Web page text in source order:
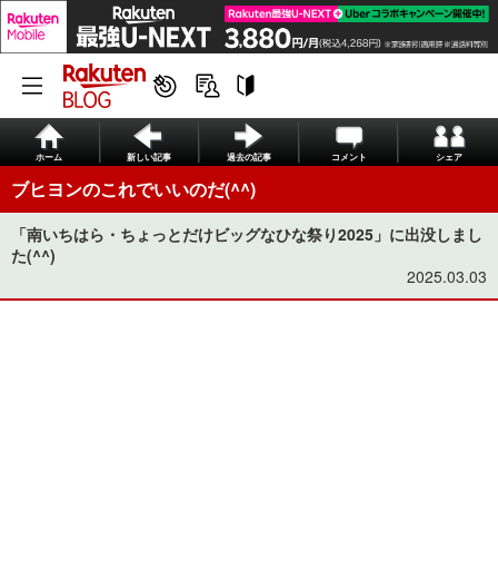
ホーム 新しい記事 過去の記事 コメント シェア
ブヒヨンのこれでいいのだ(^^)
「南いちはら・ちょっとだけビッグなひな祭り2025」に出没しまし
た(^^)
2025.03.03